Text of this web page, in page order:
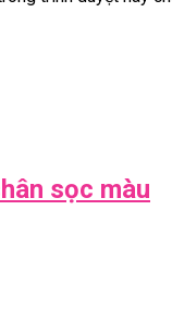
sọc màu